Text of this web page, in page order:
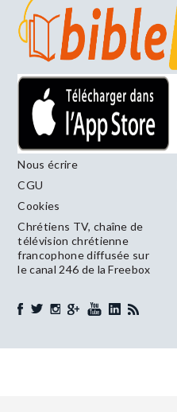
Nous écrire
CGU
Cookies
Chrétiens TV, chaîne de
télévision chrétienne
francophone diffusée sur
le canal 246 de la Freebox